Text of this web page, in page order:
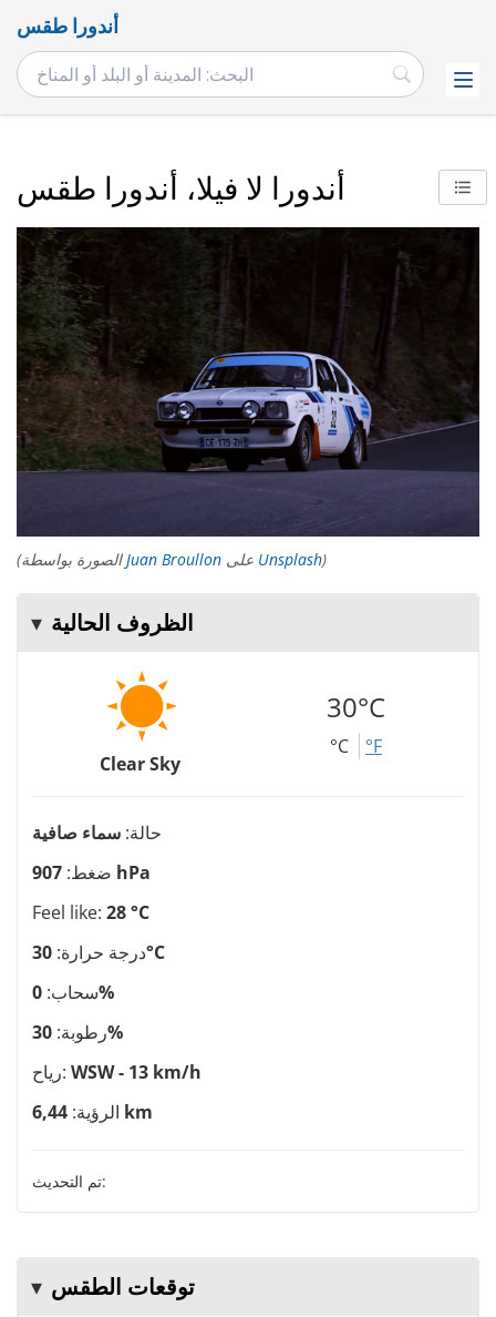
أندورا طقس
أندورا لا فيلا، أندورا طقس
(الصورة بواسطة Juan Broullon Unsplash)
الظروف الحالية
Clear Sky
30°C
°C °F
حالة: سماء صافية
ضغط: 907 hPa
Feel like: 28 °C
درجة حرارة:30°C
سحاب:0%
رطوبة:30%
رياح: WSW - 13 km/h
الرؤية: 6,44 km
تم التحديث:
توقعات الطقس